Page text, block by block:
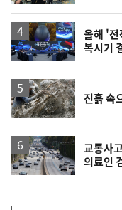
올해 '
복시기
진흙 속
교통사
의료인